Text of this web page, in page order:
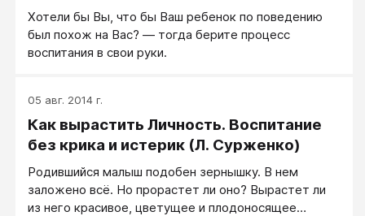
ненужной вещью...
Хотели бы Вы, что бы Ваш ребенок по поведению
был похож на Вас? — тогда берите процесс
воспитания в свои руки.
05 авг. 2014 г.
Как вырастить Личность. Воспитание
без крика и истерик (Л. Сурженко)
Родившийся малыш подобен зернышку. В нем
заложено всё. Но прорастет ли оно? Вырастет ли
из него красивое, цветущее и плодоносящее